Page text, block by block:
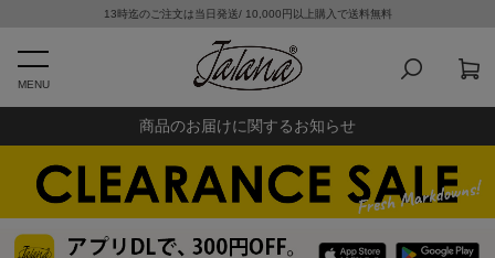
13時迄のご注文は当日発送/ 10,000円以上購入で送料無料
MENU
商品のお届けに関するお知らせ